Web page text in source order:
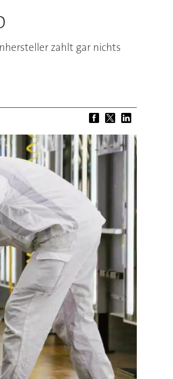
zahlt gar nichts